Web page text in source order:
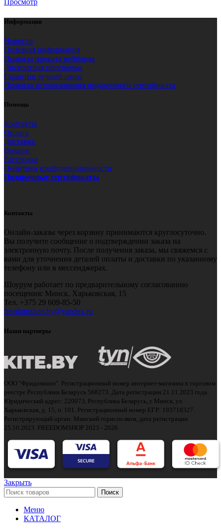
Просмотр
Информация
Новости
Полезная информация
Правила проката вейборда
Дисконтная программа
Гарантия лучшей цены
Правила использования подарочного сертификата
Помощь
Контакты
Оплата
Доставка
Возврат
Рассрочка
Политика конфиденциальности
Подарочные сертификаты
Контакты
Онлайн-заказы через корзину принимаются круглосуточно.
Вы получите сообщение о подтверждении заказа на
электронную почту. После получения заказа, мы свяжемся с
вами для уточнения деталей оплаты и доставки по указанному
телефону или в мессенджерах.
Шоурум работает по предварительному согласованию
посещения: Минск, Харьковская, 15
Тел. +375 29 609-85-50
freedomshop.by@yandex.ru
Наши партнеры
ООО "Фридомшоп". Регистрационный номер интернет-магазина в торговом
реестре Республики Беларусь 568273. Дата регистрации 21.11.2023 года.
Юридический адрес: 220073, Республика Беларусь, г. Минск, ул.
Харьковская, д. 15, п. 101. Регистрационный номер ЕГР: 193718327.
Регистрирующий орган: Минский горисполком, дата регистрации
25.10.2023. FREEDOMSHOP 2023 - 2026
Закрыть
Поиск
Меню
КАТАЛОГ